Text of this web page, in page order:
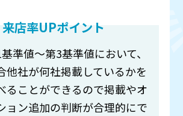
来店率UPポイント
準値～第3基準値において、
他社が何社掲載しているかを
ることができるので掲載やオ
ョン追加の判断が合理的にで